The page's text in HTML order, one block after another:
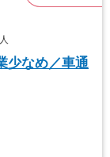
少なめ／車通